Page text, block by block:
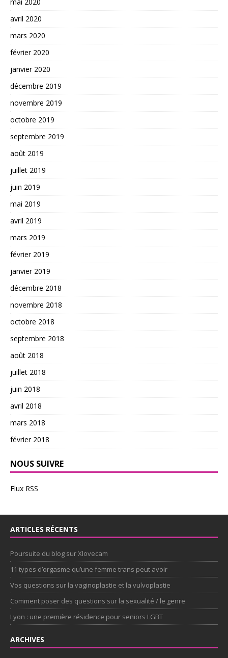
avril 2020
mars 2020
février 2020
janvier 2020
décembre 2019
novembre 2019
octobre 2019
septembre 2019
août 2019
juillet 2019
juin 2019
mai 2019
avril 2019
mars 2019
février 2019
janvier 2019
décembre 2018
novembre 2018
octobre 2018
septembre 2018
août 2018
juillet 2018
juin 2018
avril 2018
mars 2018
février 2018
NOUS SUIVRE
Flux RSS
ARTICLES RÉCENTS
Poursuite du blog sur Xlovecam
11 types d’orgasme qu’une femme trans peut avoir
Vos questions sur la vaginoplastie et la vulvoplastie
Comment poser des questions sur la sexualité / le genre
Lyon : une première résidence pour seniors LGBT
ARCHIVES